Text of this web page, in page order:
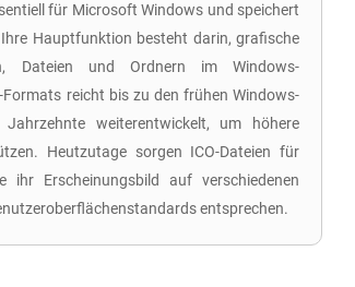
für Microsoft Windows und speichert
Hauptfunktion besteht darin, grafische
Dateien und Ordnern im Windows-
reicht bis zu den frühen Windows-
weiterentwickelt, um höhere
Heutzutage sorgen ICO-Dateien für
ihr Erscheinungsbild auf verschiedenen
entsprechen.